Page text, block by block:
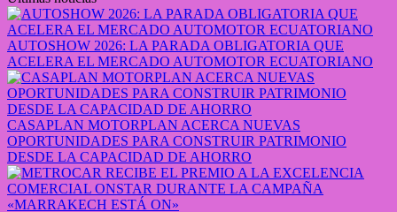
AUTOSHOW 2026: LA PARADA OBLIGATORIA QUE
ACELERA EL MERCADO AUTOMOTOR ECUATORIANO
CASAPLAN MOTORPLAN ACERCA NUEVAS
OPORTUNIDADES PARA CONSTRUIR PATRIMONIO
DESDE LA CAPACIDAD DE AHORRO